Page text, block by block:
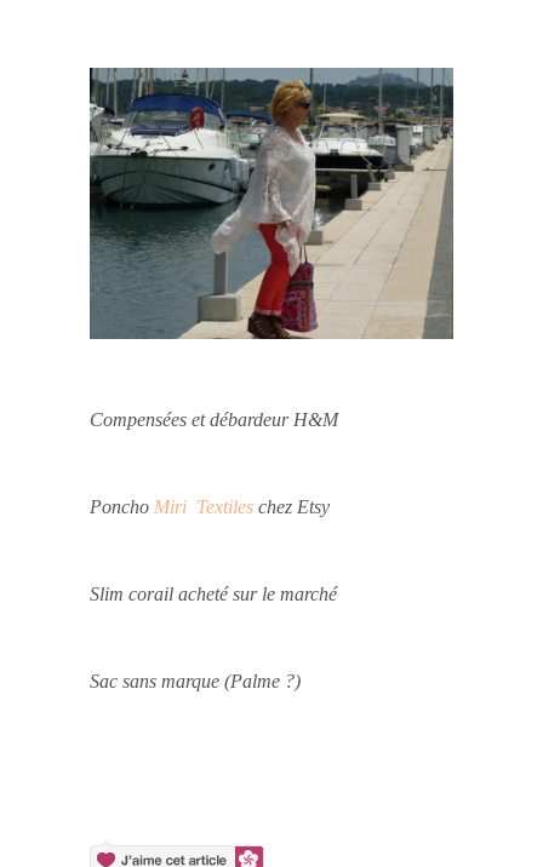
Compensées et débardeur H&M
Poncho Miri Textiles chez Etsy
Slim corail acheté sur le marché
Sac sans marque (Palme ?)